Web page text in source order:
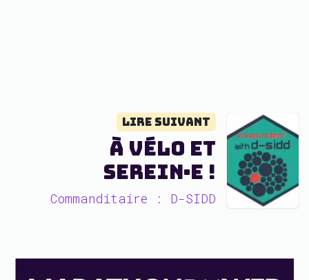
Lire suivant
À vélo et
serein·e !
Commanditaire : D-SIDD